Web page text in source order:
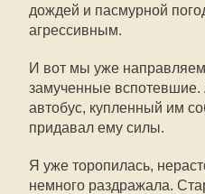
дождей и пасмурной
агрессивным.
И вот мы уже
замученные вспотевшие.
автобус, купленный им
придавал ему силы.
Я уже торопилась,
немного раздражала.